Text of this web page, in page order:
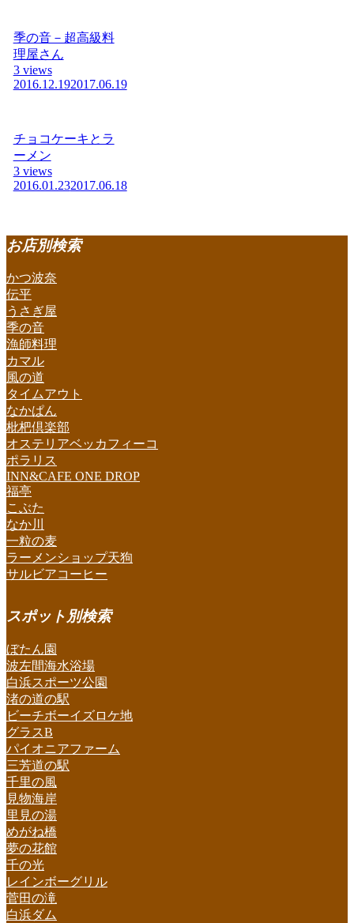
季の音－超高級料
理屋さん
3 views
2016.12.192017.06.19
チョコケーキとラ
ーメン
3 views
2016.01.232017.06.18
お店別検索
かつ波奈
伝平
うさぎ屋
季の音
漁師料理
カマル
風の道
タイムアウト
なかぱん
枇杷倶楽部
オステリアベッカフィーコ
ポラリス
INN&CAFE ONE DROP
福亭
こぶた
なか川
一粒の麦
ラーメンショップ天狗
サルビアコーヒー
スポット別検索
ぼたん園
波左間海水浴場
白浜スポーツ公園
渚の道の駅
ビーチボーイズロケ地
グラスB
パイオニアファーム
三芳道の駅
千里の風
見物海岸
里見の湯
めがね橋
夢の花館
千の光
レインボーグリル
菅田の滝
白浜ダム